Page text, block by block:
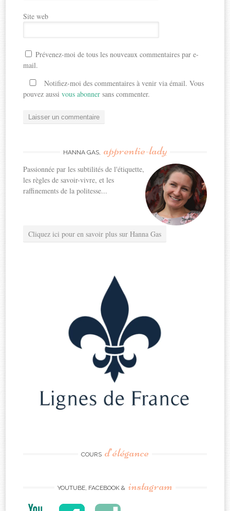
Site web
Prévenez-moi de tous les nouveaux commentaires par e-
mail.
Notifiez-moi des commentaires à venir via émail. Vous
pouvez aussivous abonner sans commenter.
HANNA GAS, apprentie-lady
Passionnée par les subtilités de l'étiquette,
les règles de savoir-vivre, et les
raffinements de la politesse...
Cliquez ici pour en savoir plus sur Hanna Gas
COURS d’élégance
YOUTUBE, FACEBOOK & instagram